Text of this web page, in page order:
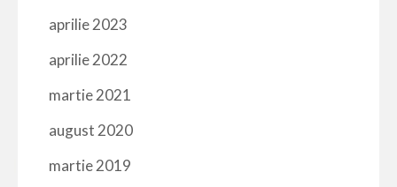
aprilie 2023
aprilie 2022
martie 2021
august 2020
martie 2019